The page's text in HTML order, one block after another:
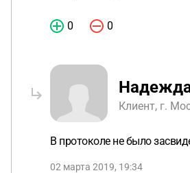
0 0
Клиент, г.
В протоколе не было
02 марта 2019, 19:34